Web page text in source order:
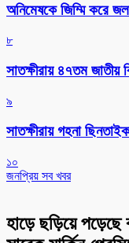
অনিমেষকে জিম্মি করে
৮
সাতক্ষীরায় ৪৭তম
৯
সাতক্ষীরায় গহনা
১০
জনপ্রিয় সব খবর
হাড়ে ছড়িয়ে পড়েছে